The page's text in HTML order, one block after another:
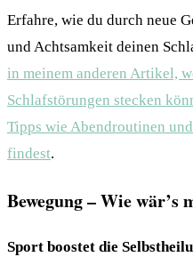
Erfahre, wie du durch neue
und Achtsamkeit deinen
in meinem anderen Artikel,
Schlafstörungen stecken
Tipps wie Abendroutinen
findest.
Bewegung – Wie wär’s
Sport boostet die